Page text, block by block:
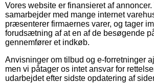
Vores website er finansieret af
samarbejder med mange internet
præsenterer firmaernes varer, og tager
forudsætning af at en af de besøgende
gennemfører et indkøb.
Anvisninger om tilbud og e-forretninger
men vi påtager os intet ansvar for
udarbejdet efter sidste opdatering af